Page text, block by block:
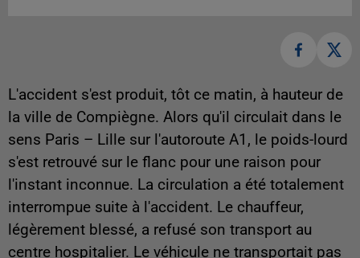
L'accident s'est produit, tôt ce matin, à hauteur de
la ville de Compiègne. Alors qu'il circulait dans le
sens Paris – Lille sur l'autoroute A1, le poids-lourd
s'est retrouvé sur le flanc pour une raison pour
l'instant inconnue. La circulation a été totalement
interrompue suite à l'accident. Le chauffeur,
légèrement blessé, a refusé son transport au
centre hospitalier. Le véhicule ne transportait pas